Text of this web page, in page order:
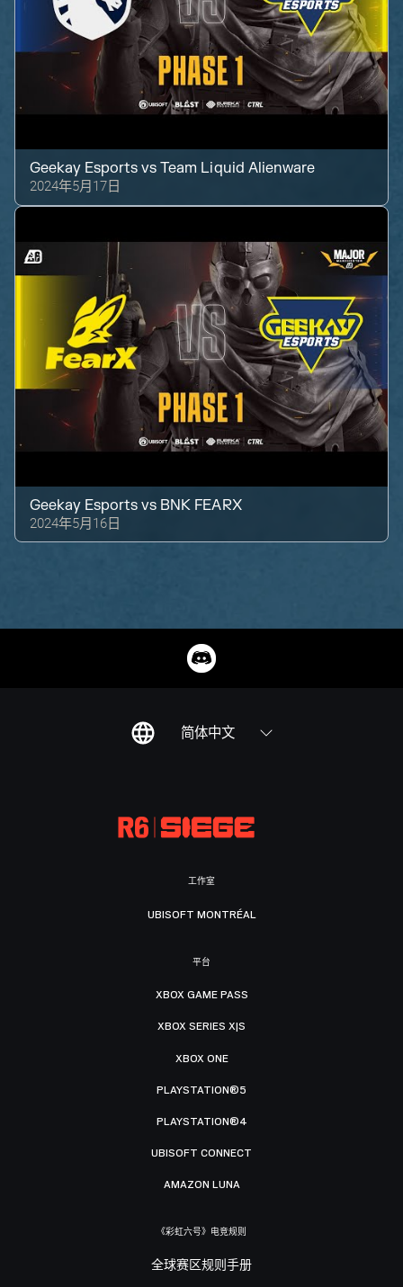
Geekay Esports vsTeam Liquid Alienware
2024年5月17日
Geekay Esports vs BNK FEARX
2024年5月16日
简体中文
工作室
UBISOFT MONTRÉAL
平台
XBOX GAME PASS
XBOX SERIES X|S
XBOX ONE
PLAYSTATION®5
PLAYSTATION®4
UBISOFT CONNECT
AMAZON LUNA
《彩虹六号》电竞规则
全球赛区规则手册